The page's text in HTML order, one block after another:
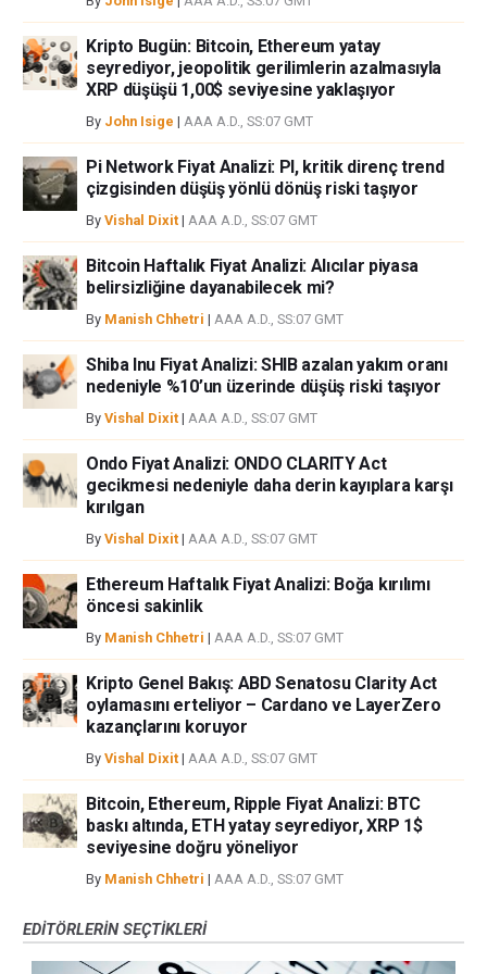
Kripto Bugün: Bitcoin, Ethereum yatay
seyrediyor, jeopolitik gerilimlerin azalmasıyla
XRP düşüşü 1,00$ seviyesine yaklaşıyor
By John Isige | AAA A.D., SS:07 GMT
Pi Network Fiyat Analizi: PI, kritik direnç trend
çizgisinden düşüş yönlü dönüş riski taşıyor
By Vishal Dixit | AAA A.D., SS:07 GMT
Bitcoin Haftalık Fiyat Analizi: Alıcılar piyasa
belirsizliğine dayanabilecek mi?
By Manish Chhetri | AAA A.D., SS:07 GMT
Shiba Inu Fiyat Analizi: SHIB azalan yakım oranı
nedeniyle %10’un üzerinde düşüş riski taşıyor
By Vishal Dixit | AAA A.D., SS:07 GMT
Ondo Fiyat Analizi: ONDO CLARITY Act
gecikmesi nedeniyle daha derin kayıplara karşı
kırılgan
By Vishal Dixit | AAA A.D., SS:07 GMT
Ethereum Haftalık Fiyat Analizi: Boğa kırılımı
öncesi sakinlik
By Manish Chhetri | AAA A.D., SS:07 GMT
Kripto Genel Bakış: ABD Senatosu Clarity Act
oylamasını erteliyor – Cardano ve LayerZero
kazançlarını koruyor
By Vishal Dixit | AAA A.D., SS:07 GMT
Bitcoin, Ethereum, Ripple Fiyat Analizi: BTC
baskı altında, ETH yatay seyrediyor, XRP 1$
seviyesine doğru yöneliyor
By Manish Chhetri | AAA A.D., SS:07 GMT
EDITÖRLERIN SEÇTIKLERI